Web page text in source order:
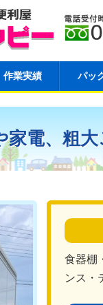
作業実績 パッ
電、粗大
食器棚
ンス・